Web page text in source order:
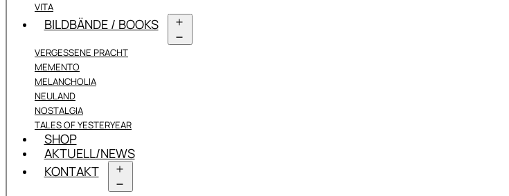
VITA
BILDBÄNDE / BOOKS
VERGESSENE PRACHT
MEMENTO
MELANCHOLIA
NEULAND
NOSTALGIA
TALES OF YESTERYEAR
SHOP
AKTUELL/NEWS
KONTAKT